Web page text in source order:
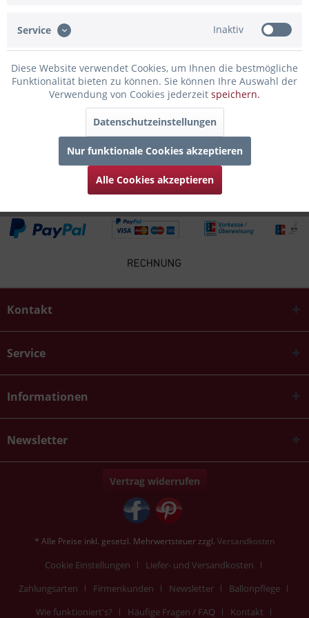
Infos zum Hersteller
Folgende Infos zum Hersteller sind verfübar......mehr
Zubehör 2
Kunden kauften auch
Kunden haben sich ebenfalls angesehen
Kontakt
Service
Informationen
Newsletter
Vertrag widerrufen
* Alle Preise inkl. gesetzl. Mehrwertsteuer zzgl. Versandkosten
Cookie Einstellungen
Liefer- und Versandkosten
Zahlungsarten
Firmenkunden Newsletter
Ballonpflege
Wie funktioniert's?
Häufige Fragen / FAQ Kontakt
Service Inaktiv
Diese Website verwendet Cookies, um Ihnen die bestmögliche
Funktionalität bieten zu können. Sie können Ihre Auswahl der
Verwendung von Cookies jederzeit speichern.
Datenschutzeinstellungen
Nur funktionale Cookies akzeptieren
Alle Cookies akzeptieren